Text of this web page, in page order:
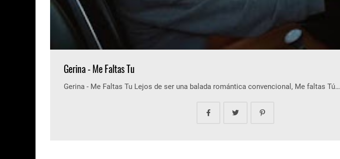
Gerina - Me Faltas Tu
Gerina - Me Faltas Tu Lejos de ser una balada romántica convencional, Me faltas Tú…